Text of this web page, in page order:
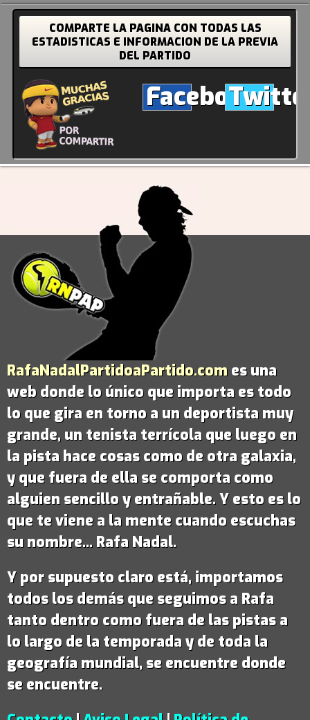
COMPARTE LA PAGINA CON TODAS LAS
ESTADISTICAS E INFORMACION DE LA PREVIA
DEL PARTIDO
Facebook
RafaNadalPartidoaPartido.com es una
web donde lo único que importa es todo
lo que gira en torno a un deportista muy
grande, un tenista terrícola que luego en
la pista hace cosas como de otra galaxia,
y que fuera de ella se comporta como
alguien sencillo y entrañable. Y esto es lo
que te viene a la mente cuando escuchas
su nombre... Rafa Nadal.
Y por supuesto claro está, importamos
todos los demás que seguimos a Rafa
tanto dentro como fuera de las pistas a
lo largo de la temporada y de toda la
geografía mundial, se encuentre donde
se encuentre.